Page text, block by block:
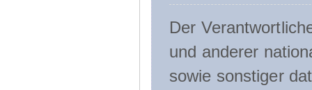
Der
und anderer
sowie sonstiger